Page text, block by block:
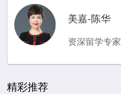
美嘉-陈华
资深留学专家
精彩推荐